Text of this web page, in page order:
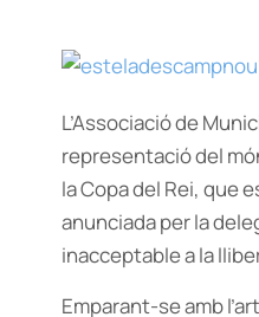
L’Associació de
representació del
la Copa del Rei, que
anunciada per la
inacceptable a la
Emparant-se amb